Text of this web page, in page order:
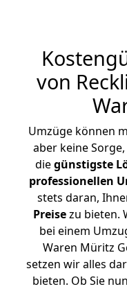
von
Umzüge können
aber keine
diegünstigste
professionellen
stets daran,
Preisezu bieten.
bei einem
Waren Müritz
setzen wir alles
bieten. Ob Sie